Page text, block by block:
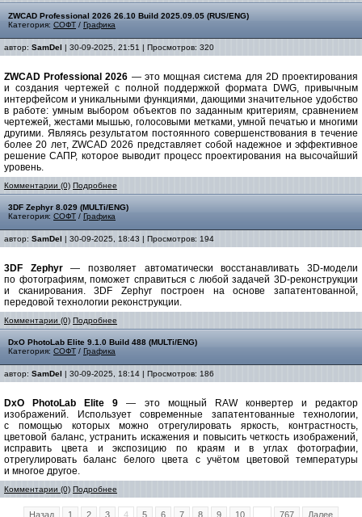
ZWCAD Professional 2026 26.10 Build 2025.09.05 (RUS/ENG)
Категория: СОФТ / Графика
автор: SamDel | 30-09-2025, 21:51 | Просмотров: 320
ZWCAD Professional 2026 — это мощная система для 2D проектирования
и создания чертежей с полной поддержкой формата DWG, привычным
интерфейсом и уникальными функциями, дающими значительное удобство
в работе: умным выбором объектов по заданным критериям, сравнением
чертежей, жестами мышью, голосовыми метками, умной печатью и многими
другими. Являясь результатом постоянного совершенствования в течение
более 20 лет, ZWCAD 2026 представляет собой надежное и эффективное
решение САПР, которое выводит процесс проектирования на высочайший
уровень.
Комментарии (0) Подробнее
3DF Zephyr 8.029 (MULTi/ENG)
Категория: СОФТ / Графика
автор: SamDel | 30-09-2025, 18:43 | Просмотров: 194
3DF Zephyr— позволяет автоматически восстанавливать 3D-модели
по фотографиям, поможет справиться с любой задачей 3D-реконструкции
и сканирования. 3DF Zephyr построен на основе запатентованной,
передовой технологии реконструкции.
Комментарии (0) Подробнее
DxO PhotoLab Elite 9.1.0 Build 488 (MULTi/ENG)
Категория: СОФТ / Графика
автор: SamDel | 30-09-2025, 18:14 | Просмотров: 186
DxO PhotoLab Elite 9 — это мощный RAW конвертер и редактор
изображений. Использует современные запатентованные технологии,
с помощью которых можно отрегулировать яркость, контрастность,
цветовой баланс, устранить искажения и повысить четкость изображений,
исправить цвета и экспозицию по краям и в углах фотографии,
отрегулировать баланс белого цвета с учётом цветовой температуры
и многое другое.
Комментарии (0) Подробнее
Назад 1 2 3 4 5 6 7 8 9 10 767 Далее